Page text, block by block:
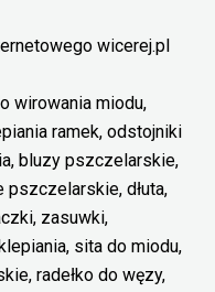
wicerej.pl
wirowania miodu,
ramek, odstojniki
bluzy pszczelarskie,
pszczelarskie, dłuta,
zasuwki,
sita do miodu,
radełko do węzy,